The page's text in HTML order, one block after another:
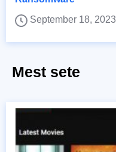
September 18, 2023
Mest sete